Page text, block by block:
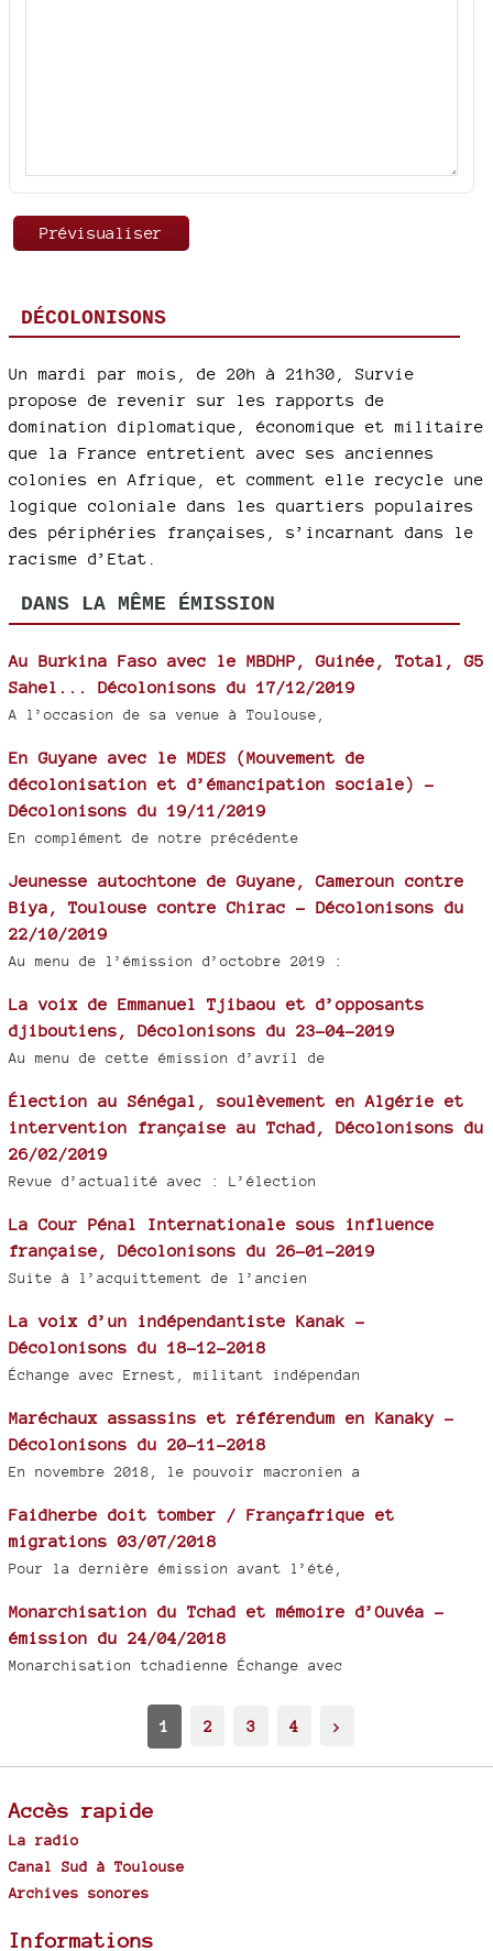
DÉCOLONISONS
Un mardi par mois, de 20h à 21h30, Survie
propose de revenir sur les rapports de
domination diplomatique, économique et militaire
que la France entretient avec ses anciennes
colonies en Afrique, et comment elle recycle une
logique coloniale dans les quartiers populaires
des périphéries françaises, s’incarnant dans le
racisme d’Etat.
DANS LA MÊME ÉMISSION
Au Burkina Faso avec le MBDHP, Guinée, Total, G5
Sahel... Décolonisons du 17/12/2019
A l’occasion de sa venue à Toulouse,
En Guyane avec le MDES (Mouvement de
décolonisation et d’émancipation sociale) -
Décolonisons du 19/11/2019
En complément de notre précédente
Jeunesse autochtone de Guyane, Cameroun contre
Biya, Toulouse contre Chirac - Décolonisons du
22/10/2019
Au menu de l’émission d’octobre 2019 :
La voix de Emmanuel Tjibaou et d’opposants
djiboutiens, Décolonisons du 23-04-2019
Au menu de cette émission d’avril de
Élection au Sénégal, soulèvement en Algérie et
intervention française au Tchad, Décolonisons du
26/02/2019
Revue d’actualité avec : L’élection
La Cour Pénal Internationale sous influence
française, Décolonisons du 26-01-2019
Suite à l’acquittement de l’ancien
La voix d’un indépendantiste Kanak -
Décolonisons du 18-12-2018
Échange avec Ernest, militant indépendan
Maréchaux assassins et référendum en Kanaky -
Décolonisons du 20-11-2018
En novembre 2018, le pouvoir macronien a
Faidherbe doit tomber / Françafrique et
migrations 03/07/2018
Pour la dernière émission avant l’été,
Monarchisation du Tchad et mémoire d’Ouvéa -
émission du 24/04/2018
Monarchisation tchadienne Échange avec
1 2 3 4 >
Accès rapide
La radio
Canal Sud à Toulouse
Archives sonores
Informations